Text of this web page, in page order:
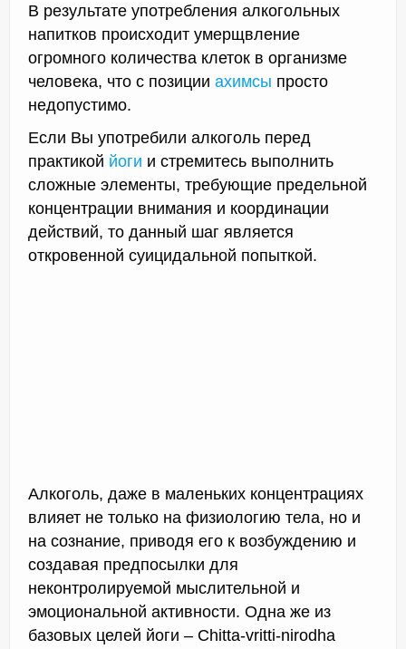
В результате употребления алкогольных
напитков происходит умерщвление
огромного количества клеток в организме
человека, что с позиции ахимсы просто
недопустимо.
Если Вы употребили алкоголь перед
практикой йоги и стремитесь выполнить
сложные элементы, требующие предельной
концентрации внимания и координации
действий, то данный шаг является
откровенной суицидальной попыткой.
Алкоголь, даже в маленьких концентрациях
влияет не только на физиологию тела, но и
на сознание, приводя его к возбуждению и
создавая предпосылки для
неконтролируемой мыслительной и
эмоциональной активности. Одна же из
базовых целей йоги – Chitta-vritti-nirodha